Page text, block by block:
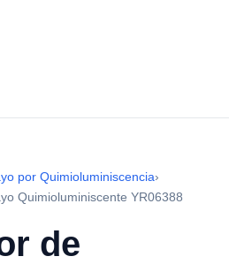
por Quimioluminiscencia›
Quimioluminiscente YR06388
de